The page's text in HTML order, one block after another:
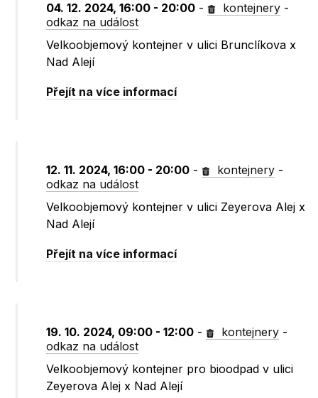
04. 12. 2024, 16:00 - 20:00 - kontejnery -
odkaz na událost
Velkoobjemový kontejner v ulici Brunclíkova x
Nad Alejí
Přejít na více informací
12. 11. 2024, 16:00 - 20:00 - kontejnery -
odkaz na událost
Velkoobjemový kontejner v ulici Zeyerova Alej x
Nad Alejí
Přejít na více informací
19. 10. 2024, 09:00 - 12:00 - kontejnery -
odkaz na událost
Velkoobjemový kontejner pro bioodpad v ulici
Zeyerova Alej x Nad Alejí